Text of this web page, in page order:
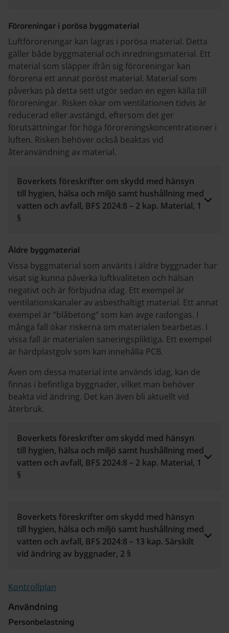
Föroreningar i porösa byggmaterial
Luftföroreningar kan lagras i porösa material. Detta
gäller både byggmaterial och inredningsmaterial. Ett
material som släpper ifrån sig föroreningar kan
förorena ett annat poröst material. Material som
påverkas på detta sett utgör sedan en egen källa till
föroreningar. Risken ökar om ventilationen tidvis är
reducerad eller avstängd, eftersom det ger
förutsättningar för höga föroreningskoncentrationer i
luften. Risken behöver också beaktas vid
återanvändning av material.
Boverkets föreskrifter om skydd med hänsyn
till hygien, hälsa och miljö samt hushållning med
vatten och avfall, BFS 2024:8 – 2 kap. Material, 1
§
Äldre byggmaterial
Vissa byggmaterial som använts i äldre byggnader har
visat sig kunna påverka luftkvaliteten och hälsan
negativt och är förbjudna idag. Ett exempel är
ventilationskanaler av asbesthaltigt material. Ett annat
exempel är ”blåbetong” som kan avge radongas. I
många fall ökar riskerna om materialen bearbetas. I
vissa fall är materialen saneringspliktiga. Ett exempel
är härdplastgolv som kan innehålla PCB.
Även om dessa material inte används idag, kan de
finnas i befintliga byggnader, vilket man behöver
beakta vid ändring. Det kan även bli aktuellt vid
återbruk.
Boverkets föreskrifter om skydd med hänsyn
till hygien, hälsa och miljö samt hushållning med
vatten och avfall, BFS 2024:8 – 2 kap. Material, 1
§
Boverkets föreskrifter om skydd med hänsyn
till hygien, hälsa och miljö samt hushållning med
vatten och avfall, BFS 2024:8 – 13 kap. Särskilt
vid ändring av byggnader, 2 §
Kontrollplan
Användning
Personbelastning